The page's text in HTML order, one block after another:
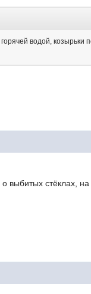
водой, козырьки
стёклах, на